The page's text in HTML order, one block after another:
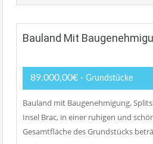
Bauland Mit
89.000,00€ - Grundstücke
Bauland mit Baugenehmigung,
Insel Brac, in einer ruhigen und
Gesamtfläche des Grundstücks